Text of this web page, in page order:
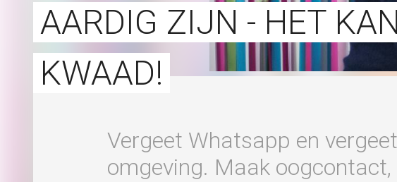
AARDIG ZIJN - HET
KWAAD!
Vergeet Whatsapp en
omgeving. Maak